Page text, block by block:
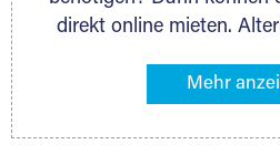
direkt online mieten.
Gegenstände an, die Sie
ermittelt. Natürlich steht